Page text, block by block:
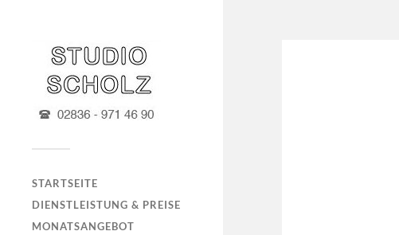
STARTSEITE
DIENSTLEISTUNG & PREISE
MONATSANGEBOT